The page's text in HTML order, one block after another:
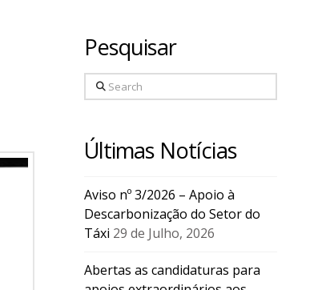
Pesquisar
Search
Últimas Notícias
Aviso nº 3/2026 – Apoio à
Descarbonização do Setor do
Táxi 29 de Julho, 2026
Abertas as candidaturas para